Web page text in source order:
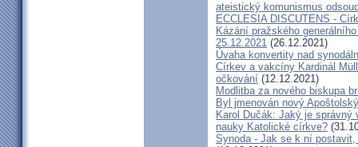
ateistický komunismus
ECCLESIA DISCUTENS -
Kázání pražského
25.12.2021 (26.12.2021)
Úvaha konvertity nad
Církev a vakcíny Kardinál
očkování (12.12.2021)
Modlitba za nového biskupa
Byl jmenován nový
Karol Dučák: Jaký je
nauky Katolické církve?
Synoda - Jak se k ní